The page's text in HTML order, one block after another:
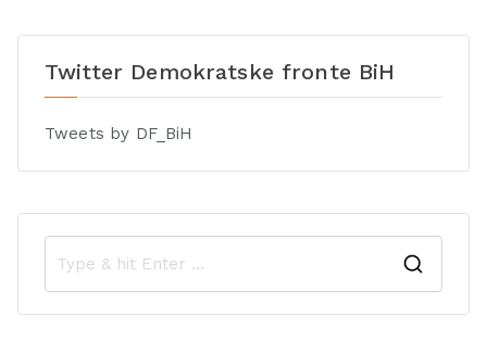
Twitter Demokratske fronte BiH
Tweets by DF_BiH